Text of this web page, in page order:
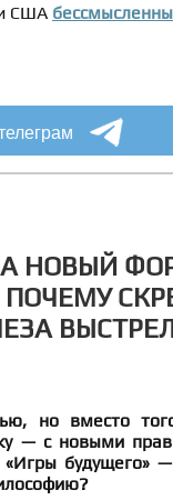
США
НОВЫЙ
но вместо
— с новыми
будущего»